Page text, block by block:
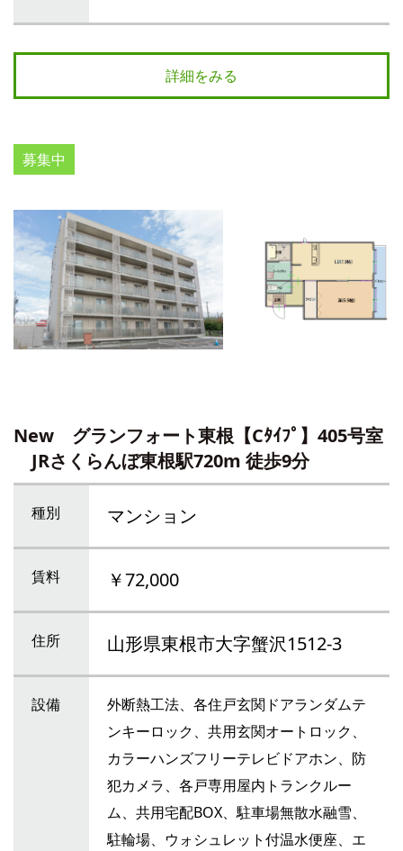
詳細をみる
募集中
New グランフォート東根【Cﾀｲﾌﾟ】405号室
JRさくらんぼ東根駅720m 徒歩9分
種別 マンション
賃料 ￥72,000
住所 山形県東根市大字蟹沢1512-3
設備
外断熱工法、各住戸玄関ドアランダムテ
ンキーロック、共用玄関オートロック、
カラーハンズフリーテレビドアホン、防
犯カメラ、各戸専用屋内トランクルー
ム、共用宅配BOX、駐車場無散水融雪、
駐輪場、ウォシュレット付温水便座、エ